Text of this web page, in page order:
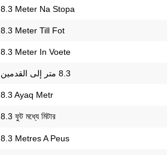
‎8.3 Meter Na Stopa
‎8.3 Meter Till Fot
‎8.3 Meter In Voete
‎8.3 Ayaq Metr
‎8.3 ফুট মধ্যে মিটার
‎8.3 Metres A Peus